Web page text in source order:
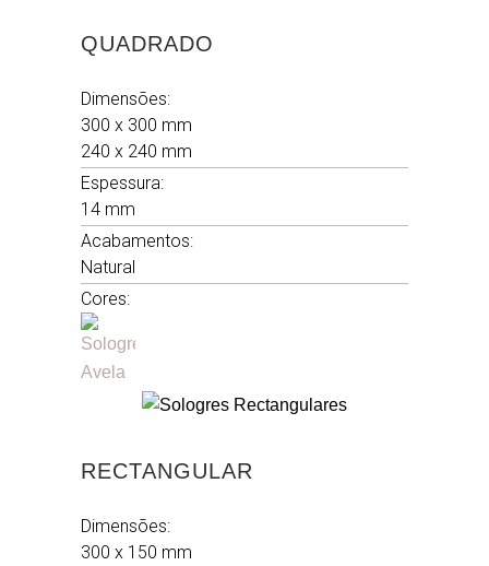
RESISTÊNCIA À ABRASÃO PROFUNDA
RESISTÊNCIA AO ESCORREGAMENTO
QUADRADO
Dimensões:
300 x 300 mm
240 x 240 mm
Espessura:
14 mm
Acabamentos:
Natural
Cores:
RECTANGULAR
Dimensões:
300 x 150 mm